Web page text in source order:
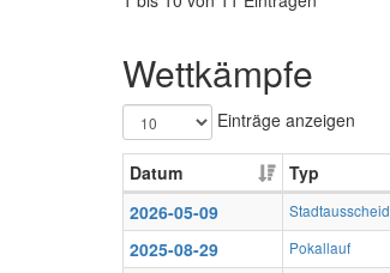
Wettkämpfe
Einträge anzeigen
Datum Typ
2026-05-09
Stadtausscheid
2025-08-29
Pokallauf